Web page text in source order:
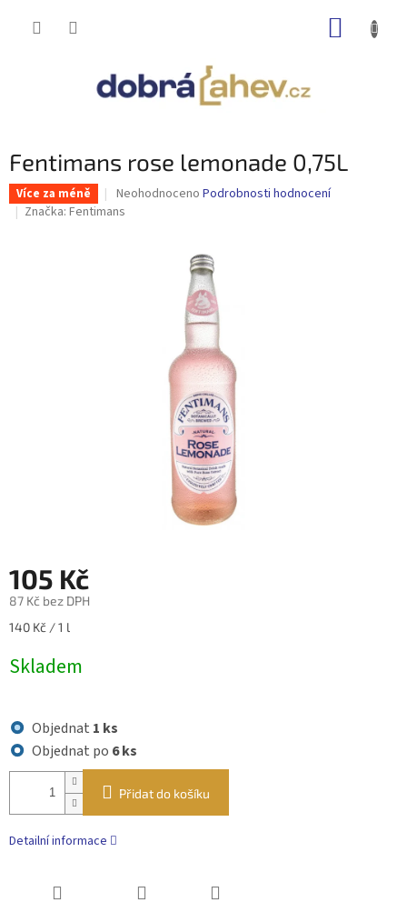
Fentimans rose lemonade 0,75L
Více za méně
Průměrné
hodnocení
Neohodnoceno Podrobnosti hodnocení
Značka: Fentimans
105 Kč
87 Kč bez DPH
Měrná
140 Kč / 1 l
Skladem
Objednat 1 ks
Objednat po 6 ks
Přidat do košíku
Detailní informace